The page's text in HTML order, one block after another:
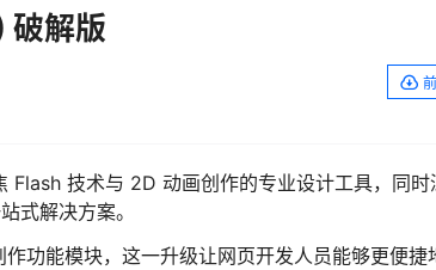
解版
技术与 2D 动画创作的专业设计工具，同时
式解决方案。
功能模块，这一升级让网页开发人员能够更便捷